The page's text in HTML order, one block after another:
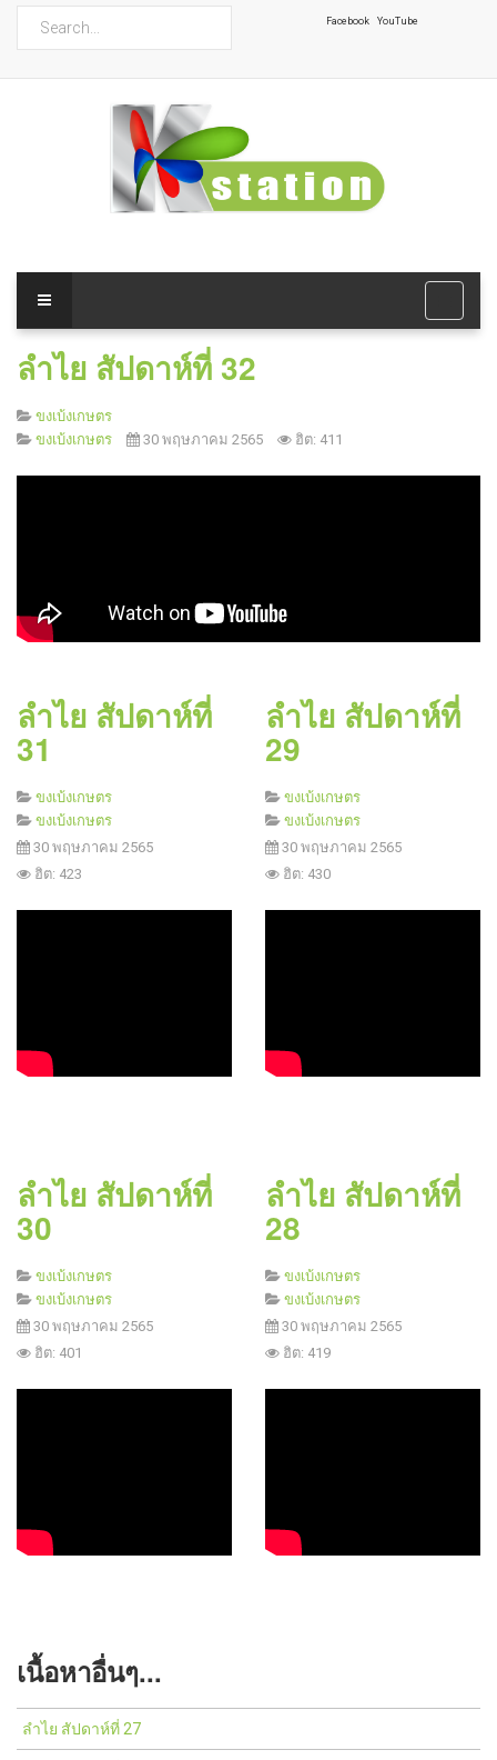
Facebook YouTube
ลำไย สัปดาห์ที่ 32
ขงเบ้งเกษตร
ขงเบ้งเกษตร
30 พฤษภาคม 2565 ฮิต: 411
ลำไย สัปดาห์ที่
31
ขงเบ้งเกษตร
ขงเบ้งเกษตร
30 พฤษภาคม 2565
ฮิต: 423
ลำไย สัปดาห์ที่
29
ขงเบ้งเกษตร
ขงเบ้งเกษตร
30 พฤษภาคม 2565
ฮิต: 430
ลำไย สัปดาห์ที่
30
ขงเบ้งเกษตร
ขงเบ้งเกษตร
30 พฤษภาคม 2565
ฮิต: 401
ลำไย สัปดาห์ที่
28
ขงเบ้งเกษตร
ขงเบ้งเกษตร
30 พฤษภาคม 2565
ฮิต: 419
เนื้อหาอื่นๆ...
ลำไย สัปดาห์ที่ 27